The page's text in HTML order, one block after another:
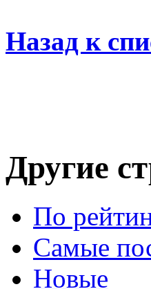
Назад к
Другие
По
Самые
Новые